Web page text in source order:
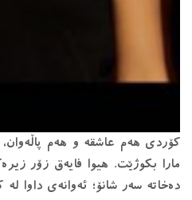
کۆردی هه‌م عاشقه‌ و هه‌م
مارا بکوژێت. هیوا فایه‌ق زۆر
ده‌خاته‌ سه‌ر شانۆ؛ ئه‌وانه‌ی داوا